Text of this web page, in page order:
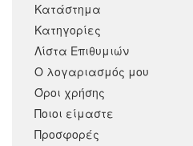
Κατάστημα
Κατηγορίες
Λίστα Επιθυμιών
Ο λογαριασμός μου
Όροι χρήσης
Ποιοι είμαστε
Προσφορές